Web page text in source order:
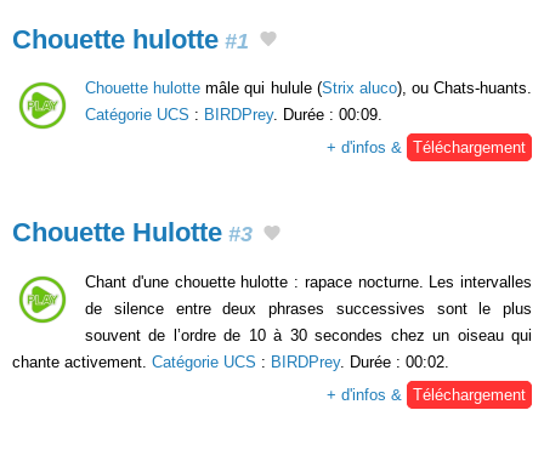
Chouette hulotte #1
Chouette hulotte mâle qui hulule (Strix aluco), ou Chats-huants.
Catégorie UCS : BIRDPrey. Durée : 00:09.
+ d'infos & Téléchargement
Chouette Hulotte #3
Chant d'une chouette hulotte : rapace nocturne. Les intervalles
de silence entre deux phrases successives sont le plus
souvent de l’ordre de 10 à 30 secondes chez un oiseau qui
chante activement. Catégorie UCS : BIRDPrey. Durée : 00:02.
+ d'infos &
Téléchargement